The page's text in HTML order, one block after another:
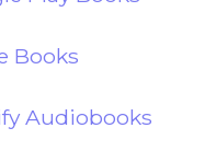
Books
Audiobooks